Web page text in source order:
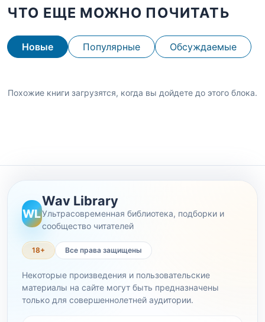
ЧТО ЕЩЕ МОЖНО ПОЧИТАТЬ
Новые Популярные Обсуждаемые
Похожие книги загрузятся, когда вы дойдете до этого блока.
WL
Wav Library
Ультрасовременная библиотека, подборки и
сообщество читателей
18+ Все права защищены
Некоторые произведения и пользовательские
материалы на сайте могут быть предназначены
только для совершеннолетней аудитории.